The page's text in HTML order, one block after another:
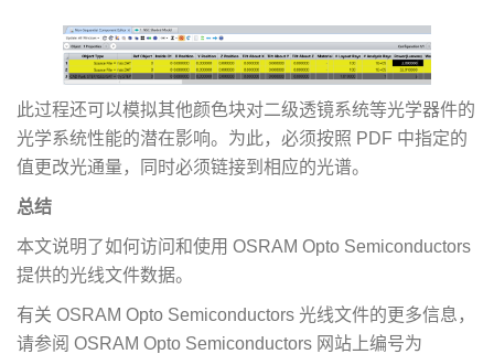
此过程还可以模拟其他颜色块对二级透镜系统等光学器件的
光学系统性能的潜在影响。为此，必须按照 PDF 中指定的
值更改光通量，同时必须链接到相应的光谱。
总结
本文说明了如何访问和使用 OSRAM Opto Semiconductors
提供的光线文件数据。
有关 OSRAM Opto Semiconductors 光线文件的更多信息，
请参阅 OSRAM Opto Semiconductors 网站上编号为